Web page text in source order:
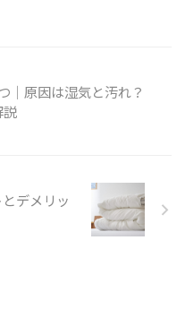
｜原因は湿気と汚れ？
説
デメリッ